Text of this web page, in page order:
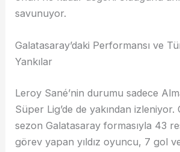
savunuyor.
Galatasaray’daki Performansı ve
Yankılar
Leroy Sané’nin durumu sadece
Süper Lig’de de yakından izleniyor.
sezon Galatasaray formasıyla 43
görev yapan yıldız oyuncu, 7 gol